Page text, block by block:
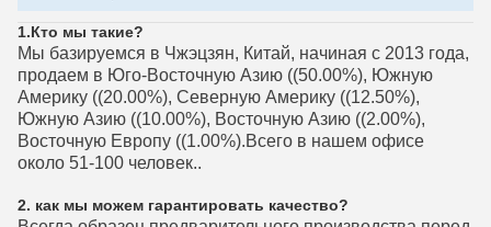
1.Кто мы такие?
Мы базируемся в Чжэцзян, Китай, начиная с 2013 года,
продаем в Юго-Восточную Азию ((50.00%), Южную
Америку ((20.00%), Северную Америку ((12.50%),
Южную Азию ((10.00%), Восточную Азию ((2.00%),
Восточную Европу ((1.00%).Всего в нашем офисе
около 51-100 человек..
2. как мы можем гарантировать качество?